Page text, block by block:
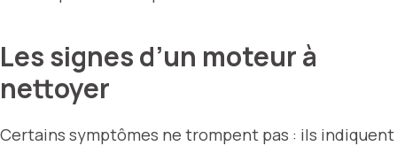
Les signes d’un moteur à
nettoyer
Certains symptômes ne trompent pas : ils indiquent